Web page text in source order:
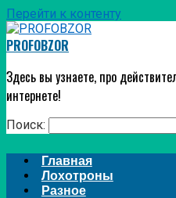
Перейти к контенту
PROFOBZOR
Здесь вы узнаете, про
интернете!
Поиск:
Главная
Лохотроны
Разное